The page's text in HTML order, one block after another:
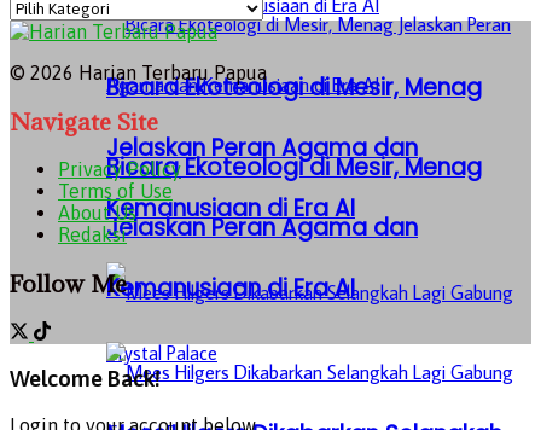
Bicara Ekoteologi di Mesir, Menag
Jelaskan Peran Agama dan
Kemanusiaan di Era AI
Bicara Ekoteologi di Mesir, Menag
Jelaskan Peran Agama dan
Kemanusiaan di Era AI
Kategori
© 2026 Harian Terbaru Papua
Navigate Site
Privacy Policy
Terms of Use
About Us
Redaksi
Follow Me
Welcome Back!
Login to your account below